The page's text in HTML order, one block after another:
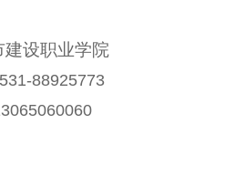
建设职业学院
88925773